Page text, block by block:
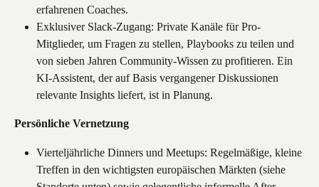
erfahrenen Coaches.
Exklusiver Slack-Zugang: Private Kanäle für Pro-
Mitglieder, um Fragen zu stellen, Playbooks zu teilen und
von sieben Jahren Community-Wissen zu profitieren. Ein
KI-Assistent, der auf Basis vergangener Diskussionen
relevante Insights liefert, ist in Planung.
Persönliche Vernetzung
Vierteljährliche Dinners und Meetups: Regelmäßige, kleine
Treffen in den wichtigsten europäischen Märkten (siehe